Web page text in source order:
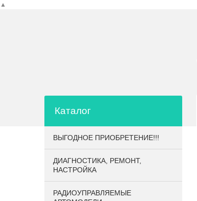
▲
Каталог
ВЫГОДНОЕ ПРИОБРЕТЕНИЕ!!!
ДИАГНОСТИКА, РЕМОНТ,
НАСТРОЙКА
РАДИОУПРАВЛЯЕМЫЕ